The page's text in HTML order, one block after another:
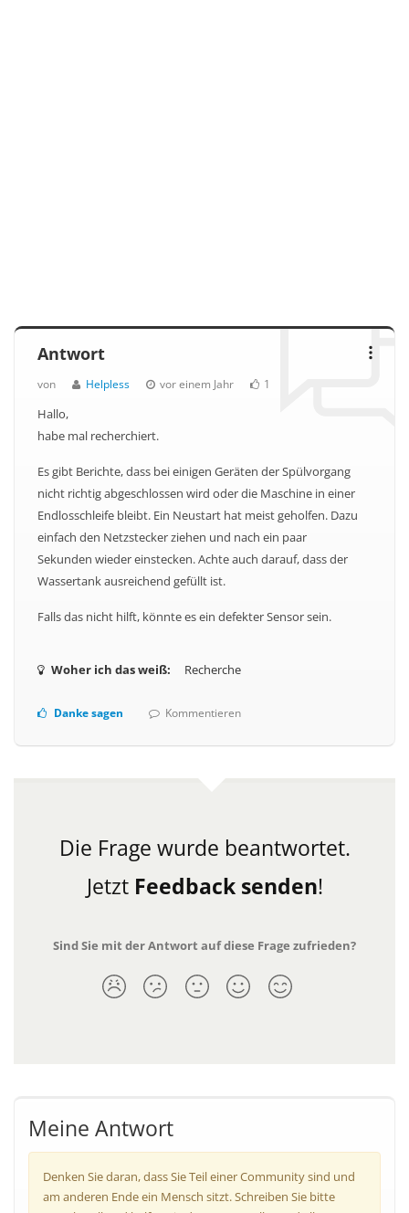
Antwort
von Helpless vor einem Jahr 1
Hallo,
habe mal recherchiert.
Es gibt Berichte, dass bei einigen Geräten der Spülvorgang
nicht richtig abgeschlossen wird oder die Maschine in einer
Endlosschleife bleibt. Ein Neustart hat meist geholfen. Dazu
einfach den Netzstecker ziehen und nach ein paar
Sekunden wieder einstecken. Achte auch darauf, dass der
Wassertank ausreichend gefüllt ist.
Falls das nicht hilft, könnte es ein defekter Sensor sein.
Woher ich das weiß: Recherche
Danke sagen Kommentieren
Die Frage wurde beantwortet.
Jetzt Feedback senden!
Sind Sie mit der Antwort auf diese Frage zufrieden?
Meine Antwort
Denken Sie daran, dass Sie Teil einer Community sind und
am anderen Ende ein Mensch sitzt. Schreiben Sie bitte